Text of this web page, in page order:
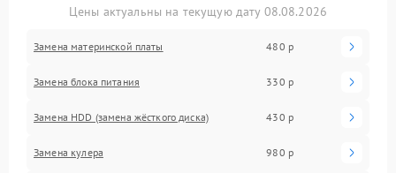
Цены актуальны на текущую дату 08.08.2026
Замена материнской платы 480 р
Замена блока питания 330 р
Замена HDD (замена жёсткого диска) 430 р
Замена кулера 980 р